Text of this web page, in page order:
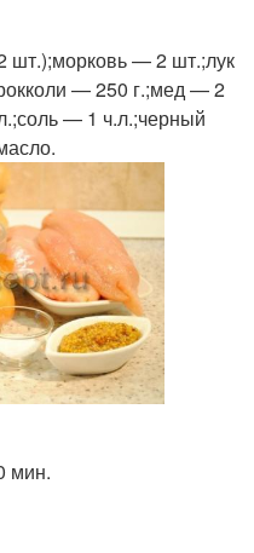
шт.);морковь — 2 шт.;лук
— 250 г.;мед — 2
— 1 ч.л.;черный
мин.